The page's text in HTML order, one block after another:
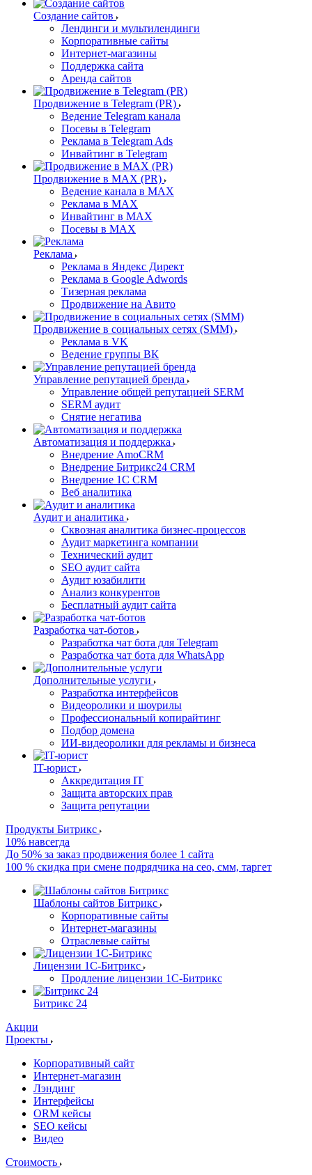
Создание сайтов
Лендинги и мультилендинги
Корпоративные сайты
Интернет-магазины
Поддержка сайта
Аренда сайтов
Продвижение в Telegram (PR)
Ведение Telegram канала
Посевы в Telegram
Реклама в Telegram Ads
Инвайтинг в Telegram
Продвижение в MAX (PR)
Ведение канала в MAX
Реклама в MAX
Инвайтинг в MAX
Посевы в MAX
Реклама
Реклама в Яндекс Директ
Реклама в Google Adwords
Тизерная реклама
Продвижение на Авито
Продвижение в социальных сетях (SMM)
Реклама в VK
Ведение группы ВК
Управление репутацией бренда
Управление общей репутацией SERM
SERM аудит
Снятие негатива
Автоматизация и поддержка
Внедрение AmoCRM
Внедрение Битрикс24 CRM
Внедрение 1C CRM
Веб аналитика
Аудит и аналитика
Сквозная аналитика бизнес-процессов
Аудит маркетинга компании
Технический аудит
SEO аудит сайта
Аудит юзабилити
Анализ конкурентов
Бесплатный аудит сайта
Разработка чат-ботов
Разработка чат бота для Telegram
Разработка чат бота для WhatsApp
Дополнительные услуги
Разработка интерфейсов
Видеоролики и шоурилы
Профессиональный копирайтинг
Подбор домена
ИИ-видеоролики для рекламы и бизнеса
IT-юрист
Аккредитация IT
Защита авторских прав
Защита репутации
Продукты Битрикс
10% навсегда
До 50% за заказ продвижения более 1 сайта
100 % скидка при смене подрядчика на сео, смм, таргет
Шаблоны сайтов Битрикс
Корпоративные сайты
Интернет-магазины
Отраслевые сайты
Лицензии 1С-Битрикс
Продление лицензии 1С-Битрикс
Битрикс 24
Акции
Проекты
Корпоративный сайт
Интернет-магазин
Лэндинг
Интерфейсы
ORM кейсы
SEO кейсы
Видео
Стоимость